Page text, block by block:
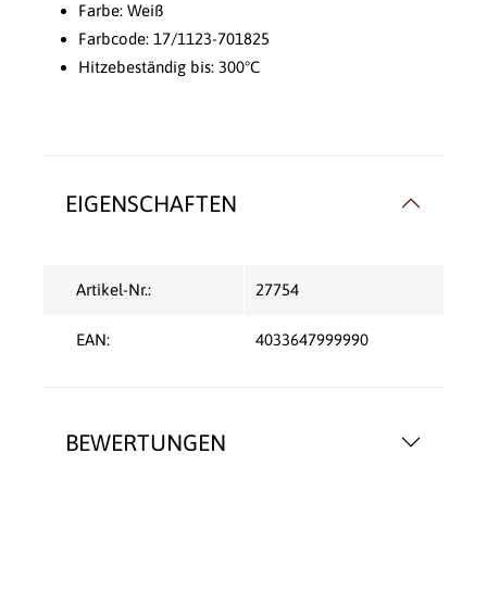
Farbe: Weiß
Farbcode: 17/1123-701825
Hitzebeständig bis: 300°C
BEWERTUNGEN
EIGENSCHAFTEN
Artikel-Nr.: 27754
EAN: 4033647999990